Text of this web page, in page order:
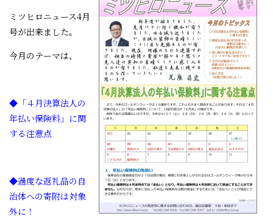
ミ ツヒロニュース4月
号が出来ました。
今月のテーマは、
◆「４月決算法人の
年払い保険料」に関
する注意点
◆過度な返礼品の自
治体への寄附は対象
外に！